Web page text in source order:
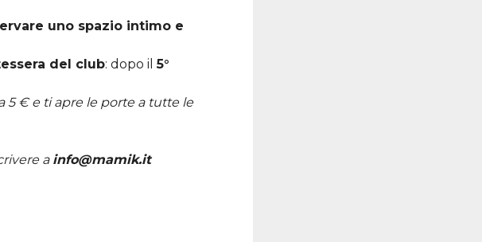
uno spazio intimo e
del club: dopo il5°
5 € e ti apre le porte a tutte le
a info@mamik.it